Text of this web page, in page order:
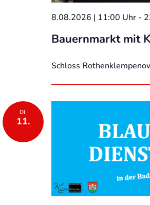
Bauernmarkt mit
8.08.2026 | 11:00 Uhr-
Schloss
DI.
11.